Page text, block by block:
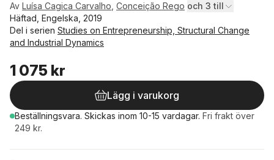
Av Luísa Cagica Carvalho Conceição Rego och 3 till
Häftad, Engelska, 2019
Del i serien Studies on Entrepreneurship, Structural Change
and Industrial Dynamics
1 075 kr
Lägg i varukorg
Beställningsvara. Skickas inom 10-15 vardagar. Fri frakt över
249 kr.